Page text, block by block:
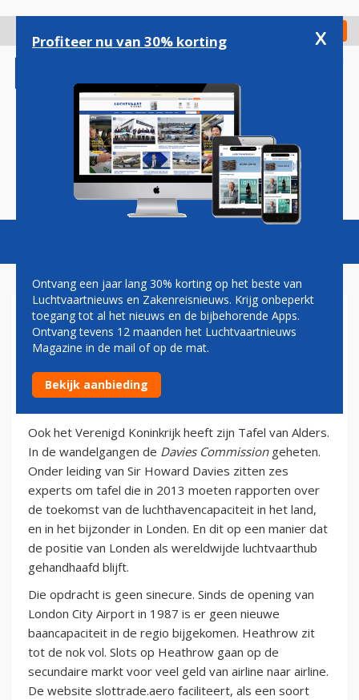
gaan
Check in
Magazine Podcasts Vacatures
GUILLAUME BURGHOUWT: DE
SLAG OM LONDEN
18 maart 2013
Ook het Verenigd Koninkrijk heeft zijn Tafel van Alders.
In de wandelgangen de Davies Commissiongeheten.
Onder leiding van Sir Howard Davies zitten zes
experts om tafel die in 2013 moeten rapporten over
de toekomst van de luchthavencapaciteit in het land,
en in het bijzonder in Londen. En dit op een manier dat
de positie van Londen als wereldwijde luchtvaarthub
gehandhaafd blijft.
Die opdracht is geen sinecure. Sinds de opening van
London City Airport in 1987 is er geen nieuwe
baancapaciteit in de regio bijgekomen. Heathrow zit
tot de nok vol. Slots op Heathrow gaan op de
secundaire markt voor veel geld van airline naar airline.
De website slottrade.aero faciliteert, als een soort
Profiteer nu van 30% korting x
Ontvang een jaar lang 30% korting op het beste van
Luchtvaartnieuws en Zakenreisnieuws. Krijg onbeperkt
toegang tot al het nieuws en de bijbehorende Apps.
Ontvang tevens 12 maanden het Luchtvaartnieuws
Magazine in de mail of op de mat.
Bekijk aanbieding